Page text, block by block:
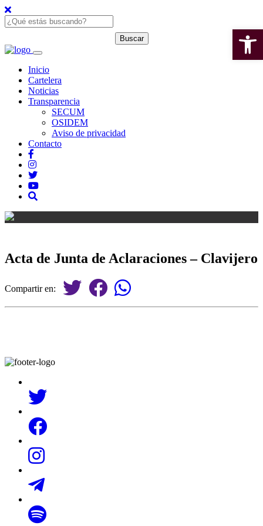
Inicio
Cartelera
Noticias
Transparencia
SECUM
OSIDEM
Aviso de privacidad
Contacto
Acta de Junta de Aclaraciones – Clavijero
Compartir en: